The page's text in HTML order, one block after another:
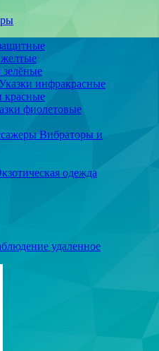
зелёные
инфракрасные
красные
фиолетовые
Вибраторы и
одежда